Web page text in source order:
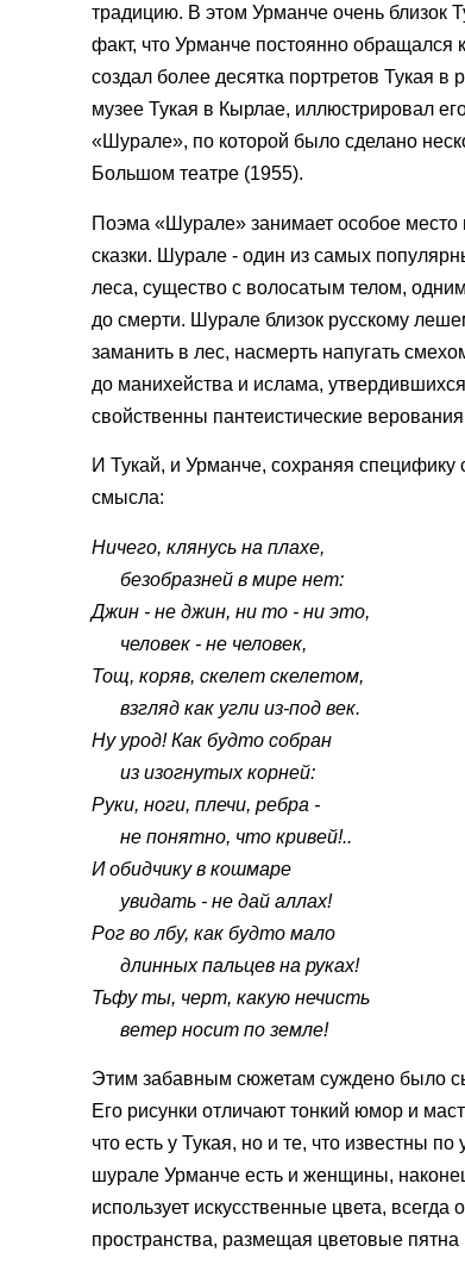
традицию. В этом Урманче очень близок
факт, что Урманче постоянно обращался
создал более десятка портретов Тукая
музее Тукая в Кырлае, иллюстрировал
«Шурале», по которой было сделано
Большом театре (1955).
Поэма «Шурале» занимает особое место
сказки. Шурале - один из самых
леса, существо с волосатым телом,
до смерти. Шурале близок русскому
заманить в лес, насмерть напугать
до манихейства и ислама,
свойственны пантеистические
И Тукай, и Урманче, сохраняя специфику
смысла:
Ничего, клянусь на плахе,
безобразней в мире нет:
Джин - не джин, ни то - ни это,
человек - не человек,
Тощ, коряв, скелет скелетом,
взгляд как угли из-под век.
Ну урод! Как будто собран
из изогнутых корней:
Руки, ноги, плечи, ребра -
не понятно, что кривей!..
И обидчику в кошмаре
увидать - не дай аллах!
Рог во лбу, как будто мало
длинных пальцев на руках!
Тьфу ты, черт, какую нечисть
ветер носит по земле!
Этим забавным сюжетам суждено было
Его рисунки отличают тонкий юмор и
что есть у Тукая, но и те, что известны
шурале Урманче есть и женщины,
использует искусственные цвета,
пространства, размещая цветовые пятна